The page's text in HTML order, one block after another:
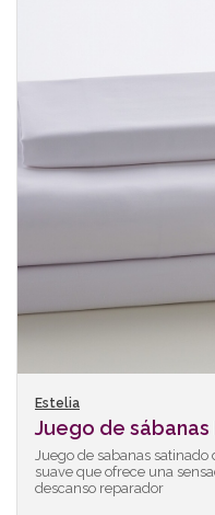
Estelia
Juego de sábanas
Juego de sabanas
suave que ofrece una
descanso reparador